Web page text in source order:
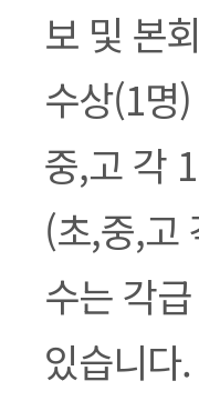
보 및 본
수상(1명
중,고 각
(초,중,고
수는 각
있습니다